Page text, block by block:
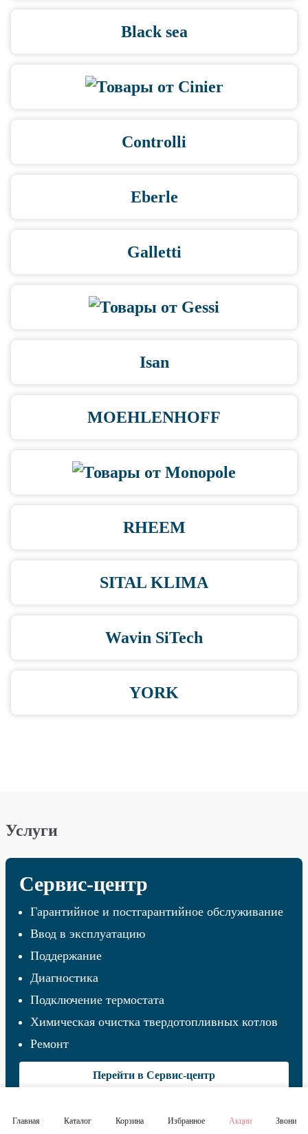
Black sea
Controlli
Eberle
Galletti
Isan
MOEHLENHOFF
RHEEM
SITAL KLIMA
Wavin SiTech
YORK
Услуги
Сервис-центр
Гарантийное и постгарантийное обслуживание
Ввод в эксплуатацию
Поддержание
Диагностика
Подключение термостата
Химическая очистка твердотопливных котлов
Ремонт
Перейти в Сервис-центр
Главная Каталог Корзина Избранное Акции Звони